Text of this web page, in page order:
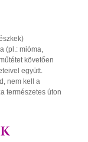
(pl.: mióma,
követően
együtt.
nem kell a
természetes úton